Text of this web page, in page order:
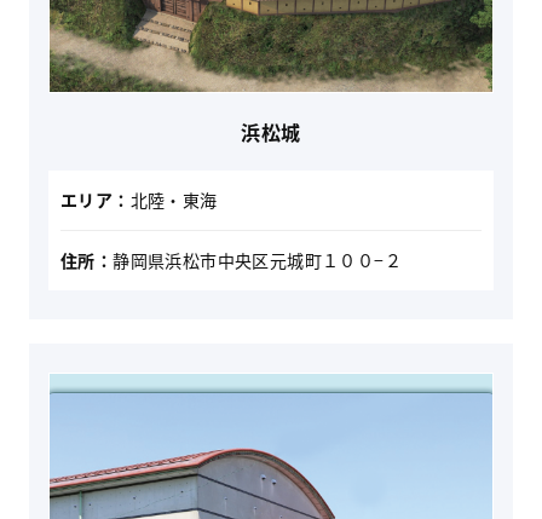
浜松城
エリア： 北陸・東海
住所：静岡県浜松市中央区元城町１００−２